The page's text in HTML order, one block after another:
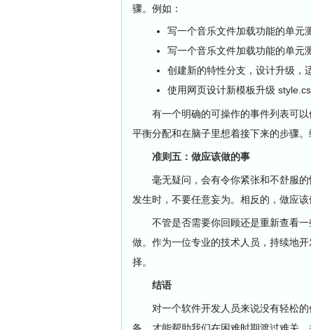
骤。例如：
写一个音乐文件加载功能的单元
写一个音乐文件加载功能的单元
创建新的特性分支，设计升级，
使用网页设计新模板升级
有一个明确的可操作的事件列表可以
平衡分配和在脑子里想着接下来的步骤
准则五：做应该做的事
毫无疑问，会有令你紧张和不舒服的
发生时，不要任意妄为。相反的，做应该
不管是否需要你回顾还是重新查看一
做。作为一位专业的技术人员，持续地
择。
结语
对一个软件开发人员来说没有轻松的
备，才能帮助我们在困难时期渡过难关